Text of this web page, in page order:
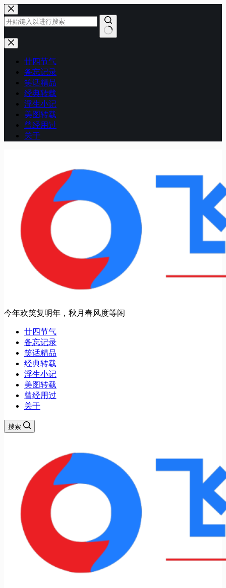
跳
至
内
容
无
廿四节气
备忘记录
笑话精品
经典转载
浮生小记
美图转载
曾经用过
关于
今年欢笑复明年，秋月春风度等闲
廿四节气
备忘记录
笑话精品
经典转载
浮生小记
美图转载
曾经用过
关于
搜索